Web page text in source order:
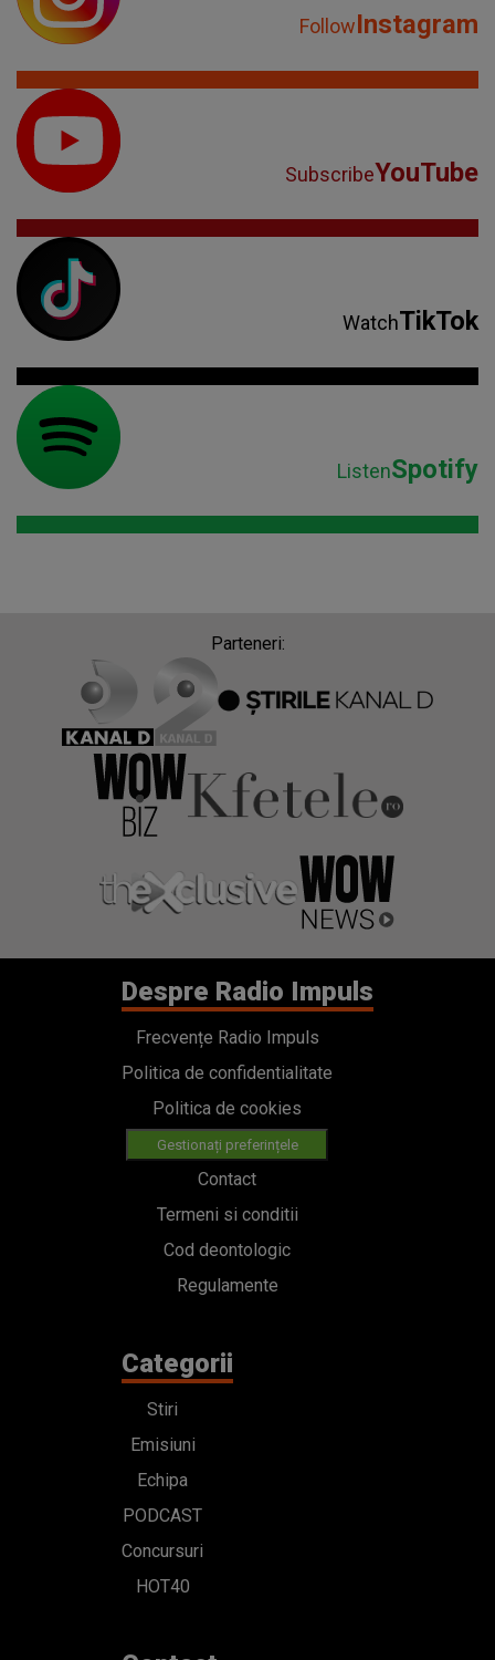
FollowInstagram
SubscribeYouTube
WatchTikTok
ListenSpotify
Parteneri:
Despre Radio Impuls
Frecvențe Radio Impuls
Politica de confidentialitate
Politica de cookies
Gestionați preferințele
Contact
Termeni si conditii
Cod deontologic
Regulamente
Categorii
Stiri
Emisiuni
Echipa
PODCAST
Concursuri
HOT40